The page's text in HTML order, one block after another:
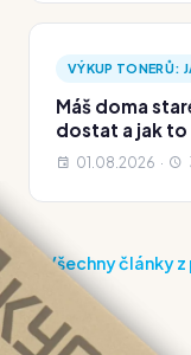
VÝKUP TONERŮ:
Máš doma
dostat a jak to
01.08.2026 ·
Všechny články